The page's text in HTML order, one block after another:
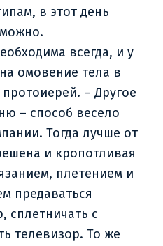
в этот день
всегда, и у
омовение тела в
– Другое
– способ весело
Тогда лучше от
и кропотливая
плетением и
предаваться
сплетничать с
телевизор. То же